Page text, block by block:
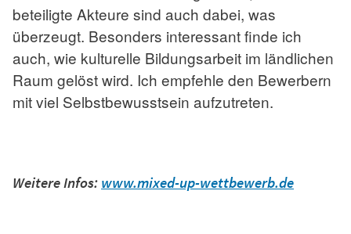
beteiligte Akteure sind auch dabei, was
überzeugt. Besonders interessant finde ich
auch, wie kulturelle Bildungsarbeit im ländlichen
Raum gelöst wird. Ich empfehle den Bewerbern
mit viel Selbstbewusstsein aufzutreten.
Weitere Infos: www.mixed-up-wettbewerb.de